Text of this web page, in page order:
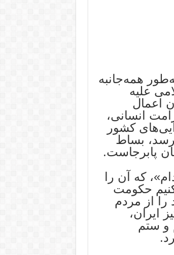
همه‌جانبه
علیه
اعمال
انسانی،
کشور
بساط
پابرجاست.
که آن را
حکومت
از مردم
ایران،
و ستم